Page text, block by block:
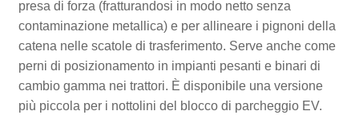
presa di forza (fratturandosi in modo netto senza
contaminazione metallica) e per allineare i pignoni della
catena nelle scatole di trasferimento. Serve anche come
perni di posizionamento in impianti pesanti e binari di
cambio gamma nei trattori. È disponibile una versione
più piccola per i nottolini del blocco di parcheggio EV.